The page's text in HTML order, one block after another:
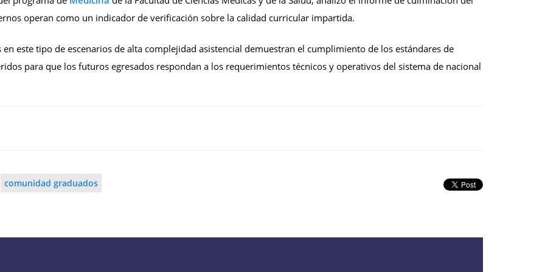
operan como un indicador de verificación sobre la calidad curricular impartida.
este tipo de escenarios de alta complejidad asistencial demuestran el cumplimiento de los estándares de
para que los futuros egresados respondan a los requerimientos técnicos y operativos del sistema de nacional
comunidad graduados